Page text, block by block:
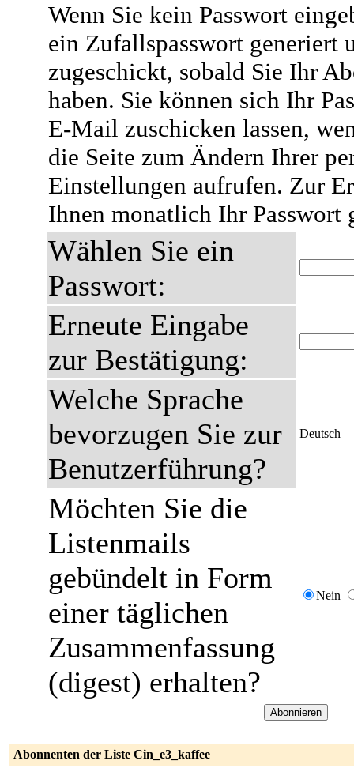
Wenn Sie kein Passwort
ein Zufallspasswort generiert
zugeschickt, sobald Sie Ihr
haben. Sie können sich Ihr
E-Mail zuschicken lassen,
die Seite zum Ändern Ihrer
Einstellungen aufrufen. Zur
Ihnen monatlich Ihr Passwort
Wählen Sie ein
Passwort:
Erneute Eingabe
zur Bestätigung:
Welche Sprache
bevorzugen Sie zur
Benutzerführung?
Deutsch
Möchten Sie die
Listenmails
gebündelt in Form
einer täglichen
Zusammenfassung
(digest) erhalten?
Nein
Abonnenten der Liste Cin_e3_kaffee